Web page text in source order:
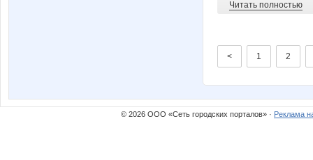
Читать полностью
< 1 2
© 2026 ООО «Сеть городских порталов» · Реклама